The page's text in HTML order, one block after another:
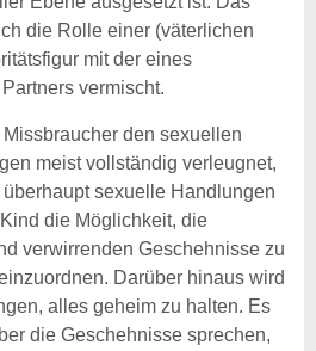
die Rolle einer (väterlichen
mit der eines
vermischt.
den sexuellen
meist vollständig verleugnet,
sexuelle Handlungen
die Möglichkeit, die
verwirrenden Geschehnisse zu
Darüber hinaus wird
alles geheim zu halten. Es
die Geschehnisse sprechen,